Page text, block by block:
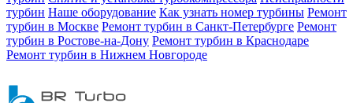
турбин Наше оборудование Как узнать номер турбины Ремонт
турбин в Москве Ремонт турбин в Санкт-Петербурге Ремонт
турбин в Ростове-на-Дону Ремонт турбин в Краснодаре
Ремонт турбин в Нижнем Новгороде